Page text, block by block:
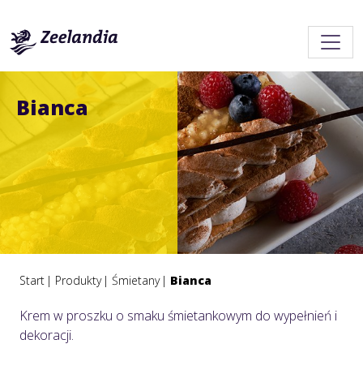
Bianca
Start Produkty Śmietany Bianca
Krem w proszku o smaku śmietankowym do wypełnień i
dekoracji.